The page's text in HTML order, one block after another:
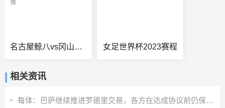
名古屋鲸八vs冈山绿雉直播 女足世界杯2023赛程
相关资讯
每体：巴萨继续推进罗德里交易，各方在达成协议前仍保持谨慎态度